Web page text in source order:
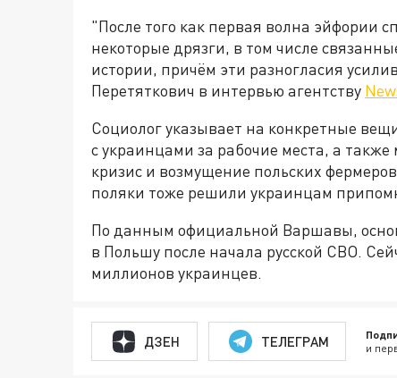
"После того как первая волна
некоторые дрязги, в том числе
истории, причём эти разногласия
Перетяткович в интервью агентству
Социолог указывает на конкретные
с украинцами за рабочие места, а
кризис и возмущение польских
поляки тоже решили украинцам
По данным официальной Варшавы,
в Польшу после начала русской СВО.
миллионов украинцев.
ДЗЕН ТЕЛЕГРАМ и